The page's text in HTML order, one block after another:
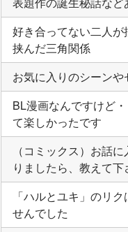
好き合ってない二人
挟んだ三角関係
お気に入りのシーンや
BL漫画なんですけど
て楽しかったです
（コミックス）お話
りましたら、教えて下
「ハルとユキ」のリ
せんでした